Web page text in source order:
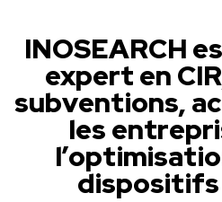
INOSEARCH
expert en
subventions,
les
dispositifs